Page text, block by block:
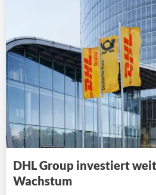
DHL Group investiert
Wachstum